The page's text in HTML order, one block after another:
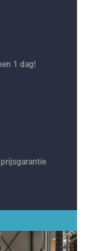
1 dag!